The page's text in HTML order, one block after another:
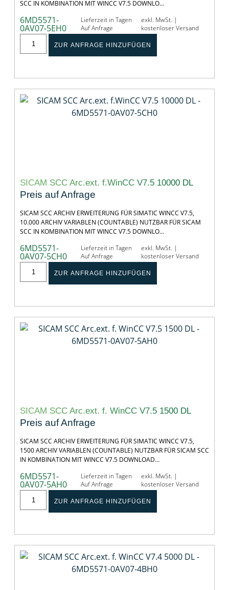
SCC IN KOMBINATION MIT WINCC V7.5 DOWNLO…
6MD5571-
0AV07-5EH0
Lieferzeit in Tagen
Auf Anfrage
exkl. MwSt. |
kostenloser Versand
ZUR ANFRAGE HINZUFÜGEN
SICAM SCC Arc.ext. f.WinCC V7.5 10000 DL
Preis auf Anfrage
SICAM SCC ARCHIV ERWEITERUNG FÜR SIMATIC WINCC V7.5,
10.000 ARCHIV VARIABLEN (COUNTABLE) NUTZBAR FÜR SICAM
SCC IN KOMBINATION MIT WINCC V7.5 DOWNLO…
6MD5571-
0AV07-5CH0
Lieferzeit in Tagen
Auf Anfrage
exkl. MwSt. |
kostenloser Versand
ZUR ANFRAGE HINZUFÜGEN
SICAM SCC Arc.ext. f. WinCC V7.5 1500 DL
Preis auf Anfrage
SICAM SCC ARCHIV ERWEITERUNG FÜR SIMATIC WINCC V7.5,
1500 ARCHIV VARIABLEN (COUNTABLE) NUTZBAR FÜR SICAM SCC
IN KOMBINATION MIT WINCC V7.5 DOWNLOAD…
6MD5571-
0AV07-5AH0
Lieferzeit in Tagen
Auf Anfrage
exkl. MwSt. |
kostenloser Versand
ZUR ANFRAGE HINZUFÜGEN